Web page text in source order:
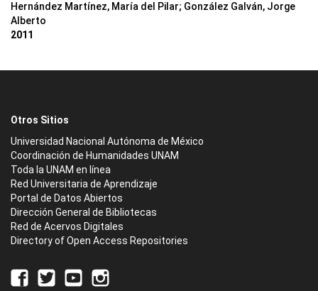
Hernández Martínez, María del Pilar; González Galván, Jorge
Alberto
2011
Otros Sitios
Universidad Nacional Autónoma de México
Coordinación de Humanidades UNAM
Toda la UNAM en línea
Red Universitaria de Aprendizaje
Portal de Datos Abiertos
Dirección General de Bibliotecas
Red de Acervos Digitales
Directory of Open Access Repositories